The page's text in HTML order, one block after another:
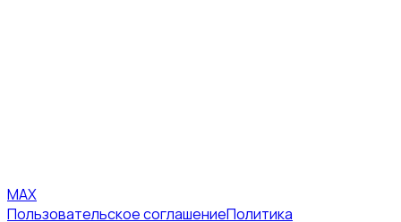
MAX
Пользовательское соглашениеПолитика